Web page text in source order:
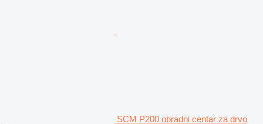
SCM P200 obradni centar za drvo